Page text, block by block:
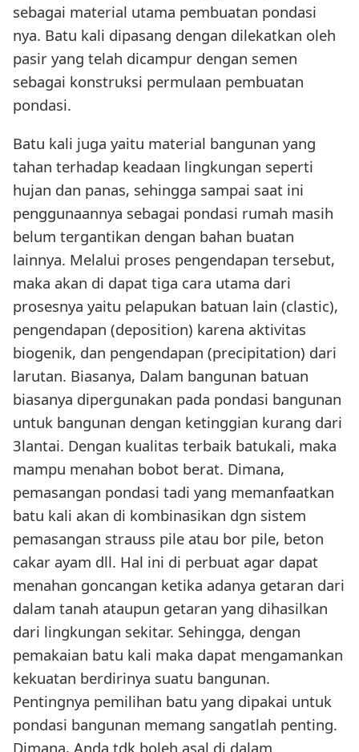
sebagai material utama pembuatan pondasi
nya. Batu kali dipasang dengan dilekatkan oleh
pasir yang telah dicampur dengan semen
sebagai konstruksi permulaan pembuatan
pondasi.
Batu kali juga yaitu material bangunan yang
tahan terhadap keadaan lingkungan seperti
hujan dan panas, sehingga sampai saat ini
penggunaannya sebagai pondasi rumah masih
belum tergantikan dengan bahan buatan
lainnya. Melalui proses pengendapan tersebut,
maka akan di dapat tiga cara utama dari
prosesnya yaitu pelapukan batuan lain (clastic),
pengendapan (deposition) karena aktivitas
biogenik, dan pengendapan (precipitation) dari
larutan. Biasanya, Dalam bangunan batuan
biasanya dipergunakan pada pondasi bangunan
untuk bangunan dengan ketinggian kurang dari
3lantai. Dengan kualitas terbaik batukali, maka
mampu menahan bobot berat. Dimana,
pemasangan pondasi tadi yang memanfaatkan
batu kali akan di kombinasikan dgn sistem
pemasangan strauss pile atau bor pile, beton
cakar ayam dll. Hal ini di perbuat agar dapat
menahan goncangan ketika adanya getaran dari
dalam tanah ataupun getaran yang dihasilkan
dari lingkungan sekitar. Sehingga, dengan
pemakaian batu kali maka dapat mengamankan
kekuatan berdirinya suatu bangunan.
Pentingnya pemilihan batu yang dipakai untuk
pondasi bangunan memang sangatlah penting.
Dimana, Anda tdk boleh asal di dalam